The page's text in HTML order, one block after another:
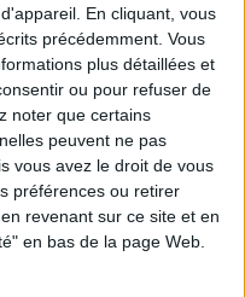
En cliquant, vous
précédemment. Vous
plus détaillées et
ou pour refuser de
noter que certains
peuvent ne pas
vous avez le droit de vous
préférences ou retirer
revenant sur ce site et en
en bas de la page Web.
WEEKEND